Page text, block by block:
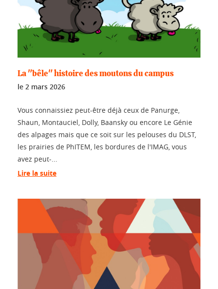
La "bêle" histoire des moutons du campus
le 2 mars 2026
Vous connaissiez peut-être déjà ceux de Panurge,
Shaun, Montauciel, Dolly, Baansky ou encore Le Génie
des alpages mais que ce soit sur les pelouses du DLST,
les prairies de PhITEM, les bordures de l'IMAG, vous
avez peut-...
Lire la suite